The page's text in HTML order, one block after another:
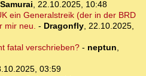
, 22.10.2025, 10:48
ein Generalstreik (der in der BRD
mir neu. - Dragonfly, 22.10.2025,
fatal verschrieben?- neptun,
03:59